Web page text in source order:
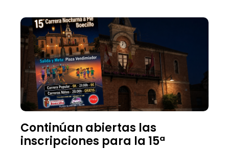
Continúan abiertas las
inscripciones para la 15ª